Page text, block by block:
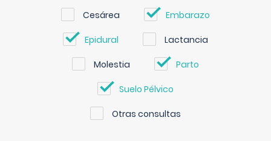
Cesárea Embarazo
Epidural Lactancia
Molestia Parto
Suelo Pélvico
Otras consultas